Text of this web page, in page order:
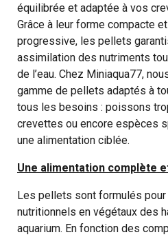
équilibrée et adaptée à vos
Grâce à leur forme compacte
progressive, les pellets
assimilation des nutriments
de l’eau. Chez Miniaqua77,
gamme de pellets adaptés à
tous les besoins : poissons
crevettes ou encore espèces
une alimentation ciblée.
Une alimentation complète
Les pellets sont formulés
nutritionnels en végétaux des
aquarium. En fonction des